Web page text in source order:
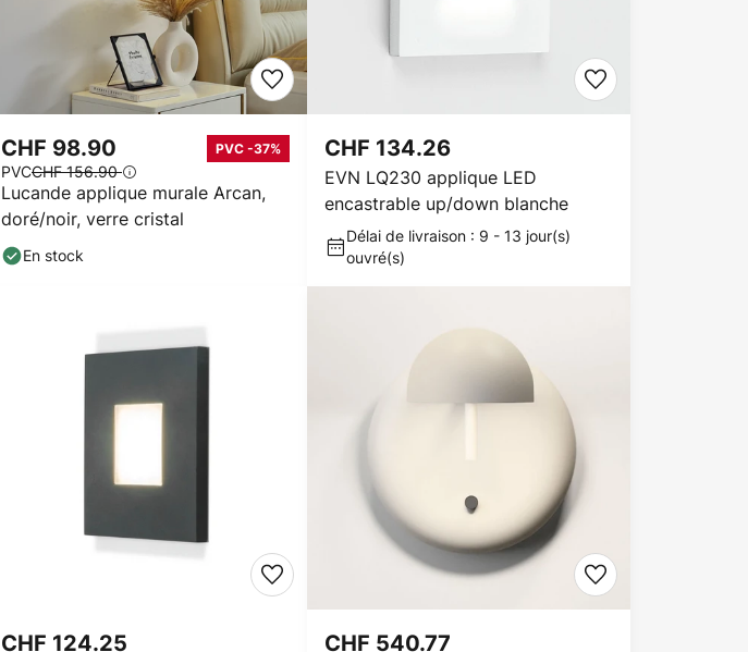
Lucande applique murale Arcan,
doré/noir, verre cristal
CHF 98.90 PVC -37%
PVCCHF 156.90
En stock
EVN LQ230 applique LED
encastrable up/down blanche
CHF 134.26
Délai de livraison : 9 - 13 jour(s)
ouvré(s)
CHF 124.25 CHF 540.77